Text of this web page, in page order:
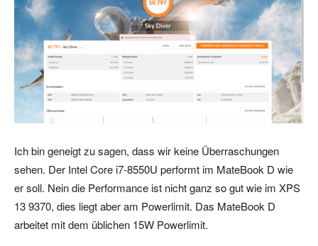
Ich bin geneigt zu sagen, dass wir keine Überraschungen
sehen. Der Intel Core i7-8550U performt im MateBook D wie
er soll. Nein die Performance ist nicht ganz so gut wie im XPS
13 9370, dies liegt aber am Powerlimit. Das MateBook D
arbeitet mit dem üblichen 15W Powerlimit.